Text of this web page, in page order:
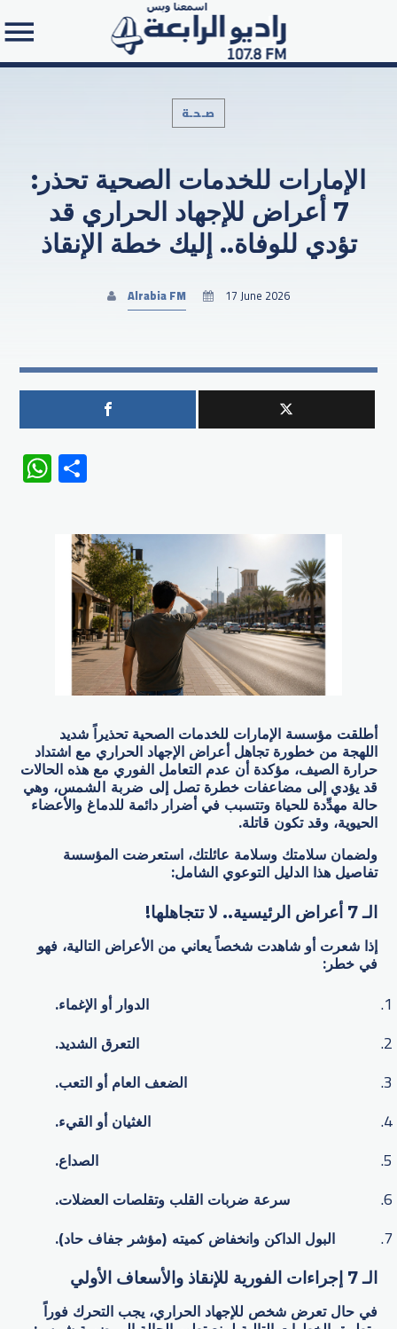
Search in the website:
صـحـة
الإمارات للخدمات الصحية تحذر:
7 أعراض للإجهاد الحراري قد
تؤدي للوفاة.. إليك خطة الإنقاذ
Alrabia FM 17 June 2026
WhatsApp
أطلقت مؤسسة الإمارات للخدمات الصحية تحذيراً شديد
اللهجة من خطورة تجاهل أعراض الإجهاد الحراري مع اشتداد
حرارة الصيف، مؤكدة أن عدم التعامل الفوري مع هذه الحالات
قد يؤدي إلى مضاعفات خطرة تصل إلى ضربة الشمس، وهي
حالة مهدِّدة للحياة وتتسبب في أضرار دائمة للدماغ والأعضاء
الحيوية، وقد تكون قاتلة.
ولضمان سلامتك وسلامة عائلتك، استعرضت المؤسسة
تفاصيل هذا الدليل التوعوي الشامل:
الـ 7 أعراض الرئيسية.. لا تتجاهلها!
إذا شعرت أو شاهدت شخصاً يعاني من الأعراض التالية، فهو
في خطر:
الدوار أو الإغماء.
التعرق الشديد.
الضعف العام أو التعب.
الغثيان أو القيء.
الصداع.
سرعة ضربات القلب وتقلصات العضلات.
البول الداكن وانخفاض كميته (مؤشر جفاف حاد).
الـ 7 إجراءات الفورية للإنقاذ والأسعاف الأولي
في حال تعرض شخص للإجهاد الحراري، يجب التحرك فوراً